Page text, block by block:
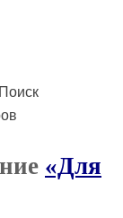
Поиск
«Для